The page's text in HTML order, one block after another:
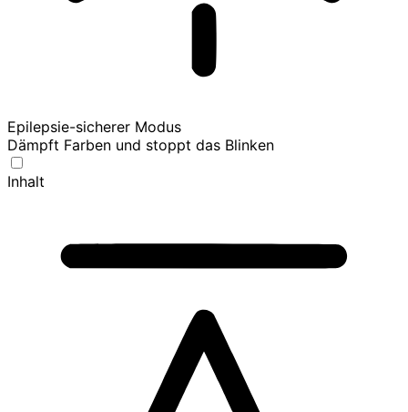
Epilepsie-sicherer Modus
Dämpft Farben und stoppt das Blinken
Inhalt